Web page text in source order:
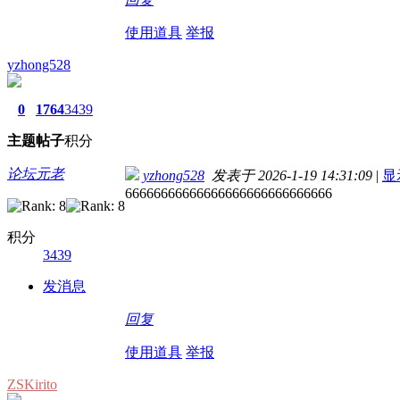
使用道具 举报
yzhong528
0
主题
1764
帖子
3439
积分
论坛元老
积分
3439
发消息
yzhong528 发表于 2026-1-19 14:31:09 |
66666666666666666666666666666
回复
使用道具 举报
ZSKirito